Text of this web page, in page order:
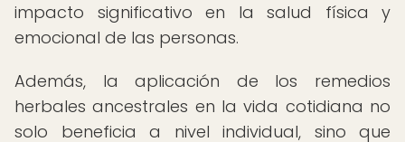
impacto significativo en la salud física y
emocional de las personas.
Además, la aplicación de los remedios
herbales ancestrales en la vida cotidiana no
solo beneficia a nivel individual, sino que